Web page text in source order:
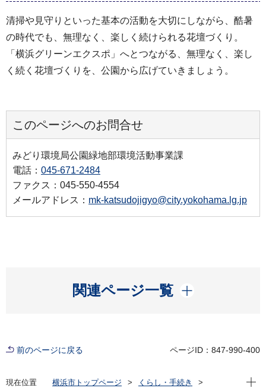
清掃や見守りといった基本の活動を大切にしながら、酷暑
の時代でも、無理なく、楽しく続けられる花壇づくり。
「横浜グリーンエクスポ」へとつながる、無理なく、楽し
く続く花壇づくりを、公園から広げていきましょう。
このページへのお問合せ
みどり環境局公園緑地部環境活動事業課
電話： 045-671-2484
ファクス：045-550-4554
メールアドレス： mk-katsudojigyo@city.yokohama.lg.jp
関連ページ一覧
開く
前のページに戻る ページID：847-990-400
現在位置 横浜市トップページ
くらし・手続き
現在